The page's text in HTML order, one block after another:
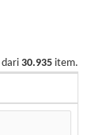
dari 30.935 item.